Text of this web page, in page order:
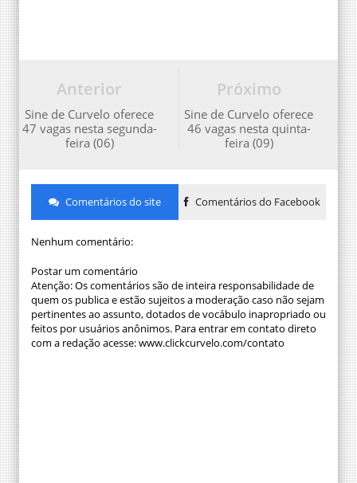
Próximo
Sine de Curvelo oferece
46 vagas nesta quinta-
feira (09)
Anterior
Sine de Curvelo oferece
47 vagas nesta segunda-
feira (06)
Comentários do site Comentários do Facebook
Nenhum comentário:
Postar um comentário
Atenção: Os comentários são de inteira responsabilidade de
quem os publica e estão sujeitos a moderação caso não sejam
pertinentes ao assunto, dotados de vocábulo inapropriado ou
feitos por usuários anônimos. Para entrar em contato direto
com a redação acesse: www.clickcurvelo.com/contato